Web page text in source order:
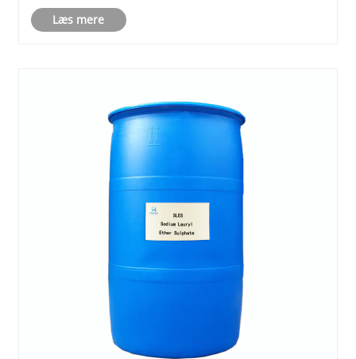
olier fra overflader, hvilket gør dem uundværlige
Læs mere